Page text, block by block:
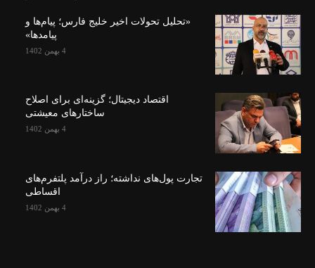
«تحلیل تحولات اخیر خلیج فارس؛ پیام‌ها و
پیامدها»
4 بهمن 1402
اقتصاد دیجیتال؛ گزینه‌ای برای اصلاح
ساختارهای معیشتی
4 بهمن 1402
تجارت پول‌های نداشته؛ راز درآمد پلتفرم‌های
اقساطی
4 بهمن 1402